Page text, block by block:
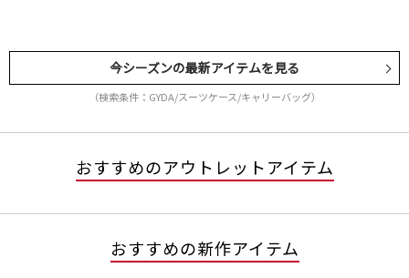
今シーズンの最新アイテムを見る
（検索条件：GYDA/スーツケース/キャリーバッグ）
おすすめのアウトレットアイテム
おすすめの新作アイテム